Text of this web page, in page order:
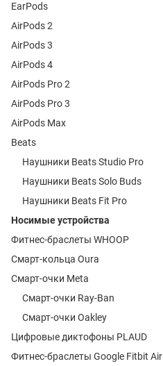
EarPods
AirPods 2
AirPods 3
AirPods 4
AirPods Pro 2
AirPods Pro 3
AirPods Max
Beats
Наушники Beats Studio Pro
Наушники Beats Solo Buds
Наушники Beats Fit Pro
Носимые устройства
Фитнес-браслеты WHOOP
Смарт-кольца Oura
Смарт-очки Meta
Смарт-очки Ray-Ban
Смарт-очки Oakley
Цифровые диктофоны PLAUD
Фитнес-браслеты Google Fitbit Air